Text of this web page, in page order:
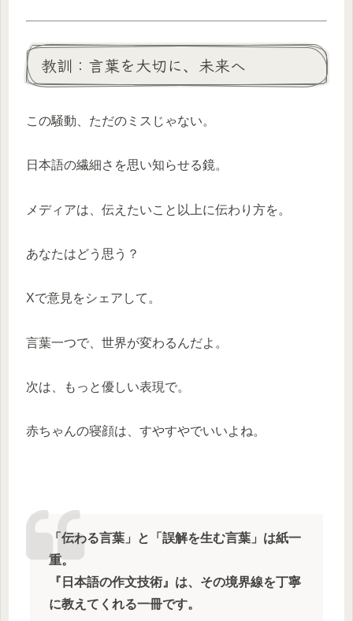
教訓：言葉を大切に、未来へ
この騒動、ただのミスじゃない。
日本語の繊細さを思い知らせる鏡。
メディアは、伝えたいこと以上に伝わり方を。
あなたはどう思う？
Xで意見をシェアして。
言葉一つで、世界が変わるんだよ。
次は、もっと優しい表現で。
赤ちゃんの寝顔は、すやすやでいいよね。
「伝わる言葉」と「誤解を生む言葉」は紙一
重。
『日本語の作文技術』は、その境界線を丁寧
に教えてくれる一冊です。